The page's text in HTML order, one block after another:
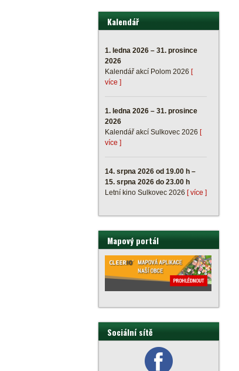
Kalendář
1. ledna 2026 – 31. prosince
2026
Kalendář akcí Polom 2026 [
více ]
1. ledna 2026 – 31. prosince
2026
Kalendář akcí Sulkovec 2026 [
více ]
14. srpna 2026 od 19.00 h –
15. srpna 2026 do 23.00 h
Letní kino Sulkovec 2026 [ více ]
Mapový portál
Sociální sítě